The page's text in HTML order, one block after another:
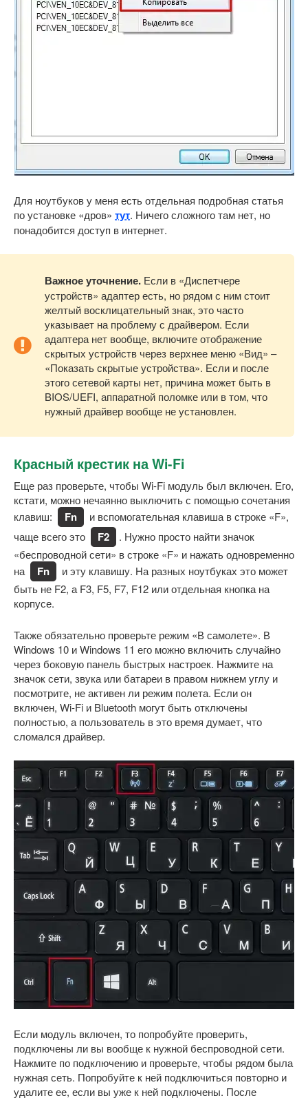
Для ноутбуков у меня есть отдельная подробная статья
по установке «дров» тут. Ничего сложного там нет, но
понадобится доступ в интернет.
Важное уточнение. Если в «Диспетчере
устройств» адаптер есть, но рядом с ним стоит
желтый восклицательный знак, это часто
указывает на проблему с драйвером. Если
адаптера нет вообще, включите отображение
скрытых устройств через верхнее меню «Вид» –
«Показать скрытые устройства». Если и после
этого сетевой карты нет, причина может быть в
BIOS/UEFI, аппаратной поломке или в том, что
нужный драйвер вообще не установлен.
Красный крестик на Wi-Fi
Еще раз проверьте, чтобы Wi-Fi модуль был включен. Его,
кстати, можно нечаянно выключить с помощью сочетания
клавиш:
Fn
и вспомогательная клавиша в строке «F»,
чаще всего это
F2
. Нужно просто найти значок
«беспроводной сети» в строке «F» и нажать одновременно
на
Fn
и эту клавишу. На разных ноутбуках это может
быть не F2, а F3, F5, F7, F12 или отдельная кнопка на
корпусе.
Также обязательно проверьте режим «В самолете». В
Windows 10 и Windows 11 его можно включить случайно
через боковую панель быстрых настроек. Нажмите на
значок сети, звука или батареи в правом нижнем углу и
посмотрите, не активен ли режим полета. Если он
включен, Wi-Fi и Bluetooth могут быть отключены
полностью, а пользователь в это время думает, что
сломался драйвер.
Если модуль включен, то попробуйте проверить,
подключены ли вы вообще к нужной беспроводной сети.
Нажмите по подключению и проверьте, чтобы рядом была
нужная сеть. Попробуйте к ней подключиться повторно и
удалите ее, если вы уже к ней подключены. После